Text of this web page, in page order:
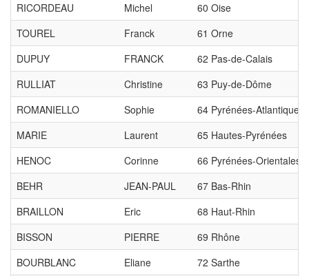
RICORDEAU
Michel
60 Oise
TOUREL
Franck
61 Orne
DUPUY
FRANCK
62 Pas-de-Calais
RULLIAT
Christine
63 Puy-de-Dôme
ROMANIELLO
Sophie
64 Pyrénées-Atlantiques
MARIE
Laurent
65 Hautes-Pyrénées
HENOC
Corinne
66 Pyrénées-Orientales
BEHR
JEAN-PAUL
67 Bas-Rhin
BRAILLON
Eric
68 Haut-Rhin
BISSON
PIERRE
69 Rhône
BOURBLANC
Eliane
72 Sarthe